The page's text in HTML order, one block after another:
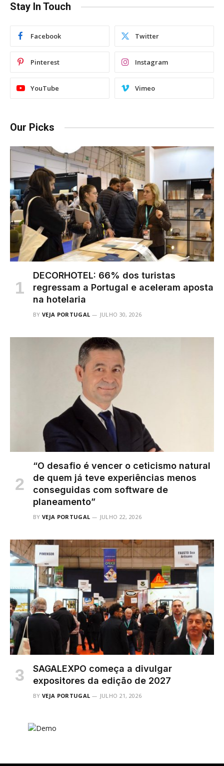
Stay In Touch
Facebook Twitter
Pinterest Instagram
YouTube Vimeo
Our Picks
DECORHOTEL: 66% dos turistas
regressam a Portugal e aceleram aposta
na hotelaria
BY VEJA PORTUGAL JULHO 30, 2026
“O desafio é vencer o ceticismo natural
de quem já teve experiências menos
conseguidas com software de
planeamento”
BY VEJA PORTUGAL JULHO 22, 2026
SAGALEXPO começa a divulgar
expositores da edição de 2027
BY VEJA PORTUGAL JULHO 21, 2026